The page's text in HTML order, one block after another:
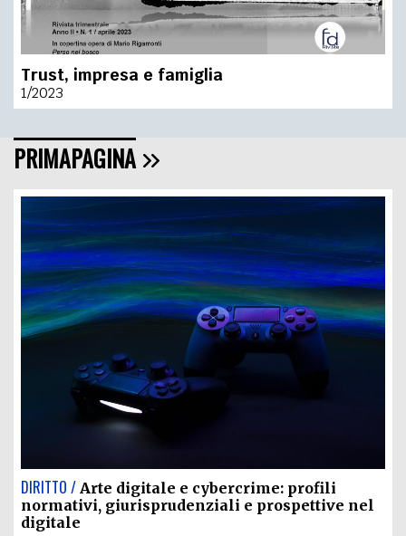
Trust, impresa e famiglia
1/2023
PRIMAPAGINA
DIRITTO / Arte digitale e cybercrime: profili
normativi, giurisprudenziali e prospettive nel
digitale